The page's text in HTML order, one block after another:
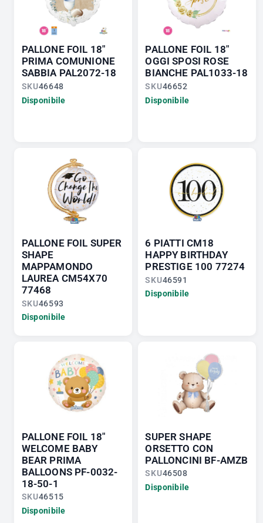
PALLONE FOIL 18"
PRIMA COMUNIONE
SABBIA PAL2072-18
SKU46648
Disponibile
PALLONE FOIL 18"
OGGI SPOSI ROSE
BIANCHE PAL1033-18
SKU46652
Disponibile
PALLONE FOIL SUPER
SHAPE
MAPPAMONDO
LAUREA CM54X70
77468
SKU46593
Disponibile
6 PIATTI CM18
HAPPY BIRTHDAY
PRESTIGE 100 77274
SKU46591
Disponibile
PALLONE FOIL 18"
WELCOME BABY
BEAR PRIMA
BALLOONS PF-0032-
18-50-1
SKU46515
Disponibile
SUPER SHAPE
ORSETTO CON
PALLONCINI BF-AMZB
SKU46508
Disponibile